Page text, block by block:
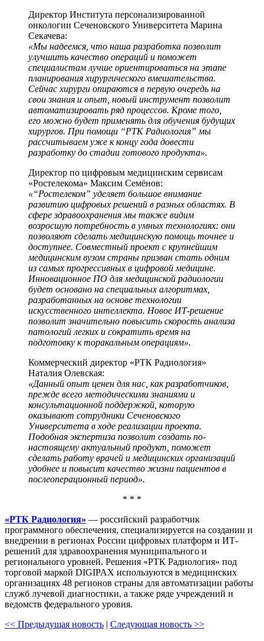
Директор Института персонализированной
онкологии Сеченовского Университета Марина
Секачева:
«Мы надеемся, что наша разработка позволит
улучшить качество операций и поможет
специалистам лучше ориентироваться на этапе
планирования хирургического вмешательства.
Сейчас хирурги опираются в первую очередь на
свои знания и опыт, новый инструмент позволит
автоматизировать ряд процессов. Кроме того,
его можно будет применять для обучения будущих
хирургов. При помощи “РТК Радиология” мы
рассчитываем уже к концу года довести
разработку до стадии готового продукта».
Директор по цифровым медицинским сервисам
«Ростелекома» Максим Семёнов:
«“Ростелеком” уделяет большое внимание
развитию цифровых решений в разных областях. В
сфере здравоохранения мы также видим
возросшую потребность в умных технологиях: они
позволяют сделать медицинскую помощь точнее и
доступнее. Совместный проект с крупнейшим
медицинским вузом страны призван стать одним
из самых прогрессивных в цифровой медицине.
Инновационное ПО для медицинской радиологии
будет основано на специальных алгоритмах,
разработанных на основе технологии
искусственного интеллекта. Новое ИТ-решение
позволит значительно повысить скорость анализа
патологий легких и сократить время на
подготовку к торакальным операциям».
Коммерческий директор «РТК Радиология»
Наталия Олевская:
«Данный опыт ценен для нас, как разработчиков,
прежде всего методическими знаниями и
консультационной поддержкой, которую
оказывают сотрудники Сеченовского
Университета в ходе реализации проекта.
Подобная экспертиза позволит создать по-
настоящему актуальный продукт, поможет
сделать работу врачей и медицинских организаций
удобнее и повысит качество жизни пациентов в
послеоперационный период».
* * *
«РТК Радиология» — российский разработчик
программного обеспечения, специализируется на создании и
внедрении в регионах России цифровых платформ и ИТ-
решений для здравоохранения муниципального и
регионального уровней. Решения «РТК Радиология» под
торговой маркой DIGIPAX используются в медицинских
организациях 48 регионов страны для автоматизации работы
служб лучевой диагностики, а также ряде учреждений и
ведомств федерального уровня.
<< Предыдущая новость | Следующая новость >>